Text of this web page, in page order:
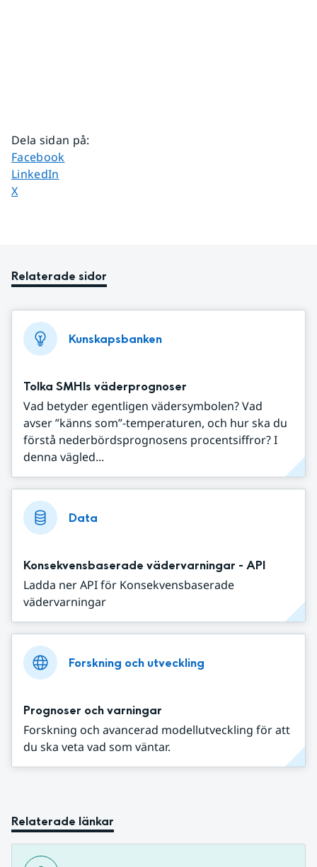
Dela sidan på:
Dela sidan på
Facebook
Dela sidan på
LinkedIn
Dela sidan på
X
Relaterade sidor
Kunskapsbanken
Tolka SMHIs väderprognoser
Vad betyder egentligen vädersymbolen? Vad
avser ”känns som”-temperaturen, och hur ska du
förstå nederbördsprognosens procentsiffror? I
denna vägled...
Data
Konsekvensbaserade vädervarningar - API
Ladda ner API för Konsekvensbaserade
vädervarningar
Forskning och utveckling
Prognoser och varningar
Forskning och avancerad modellutveckling för att
du ska veta vad som väntar.
Relaterade länkar